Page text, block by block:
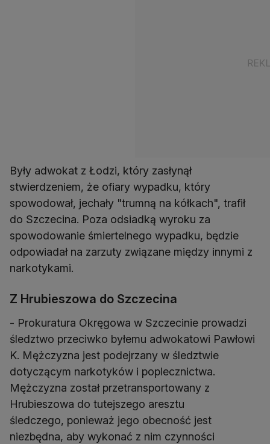
Były adwokat z Łodzi, który zasłynął
stwierdzeniem, że ofiary wypadku, który
spowodował, jechały "trumną na kółkach", trafił
do Szczecina. Poza odsiadką wyroku za
spowodowanie śmiertelnego wypadku, będzie
odpowiadał na zarzuty związane między innymi z
narkotykami.
Z Hrubieszowa do Szczecina
- Prokuratura Okręgowa w Szczecinie prowadzi
śledztwo przeciwko byłemu adwokatowi Pawłowi
K. Mężczyzna jest podejrzany w śledztwie
dotyczącym narkotyków i poplecznictwa.
Mężczyzna został przetransportowany z
Hrubieszowa do tutejszego aresztu
śledczego, ponieważ jego obecność jest
niezbędna, aby wykonać z nim czynności